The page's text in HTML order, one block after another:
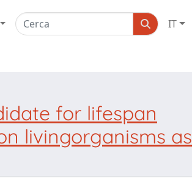
IT
for lifespan
livingorganisms as